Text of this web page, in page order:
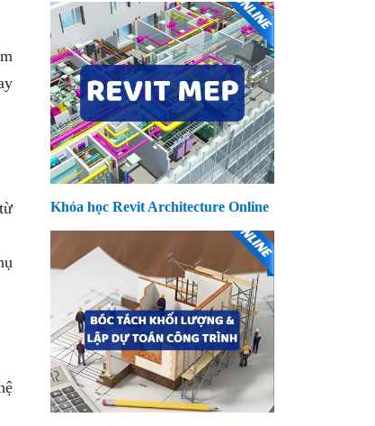
Khóa học Revit Architecture Online